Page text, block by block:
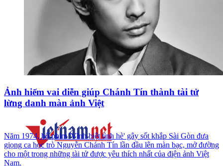
Ảnh hiếm vai diễn giúp Chánh Tín thành tài tử
lừng danh màn ảnh Việt
Năm 1974, bộ phim 'Vĩnh biệt tình hè' gây sốt khắp Sài Gòn đưa
giọng ca học trò Nguyễn Chánh Tín lần đầu lên màn bạc, mở đường
cho một trong những tài tử được yêu thích nhất của điện ảnh Việt
Nam.